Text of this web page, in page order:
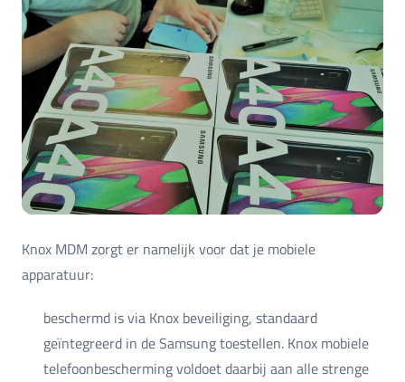
Knox MDM zorgt er namelijk voor dat je mobiele
apparatuur:
beschermd is via Knox beveiliging, standaard
geïntegreerd in de Samsung toestellen. Knox mobiele
telefoonbescherming voldoet daarbij aan alle strenge